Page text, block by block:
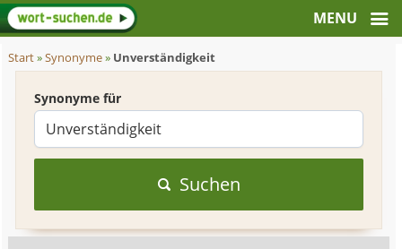
Start»Synonyme» Unverständigkeit
Synonyme für
Suchen